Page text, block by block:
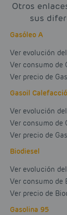
Otros
sus
Gasóleo A
Ver evolución
Ver consumo de
Ver precio de
Gasoil
Ver evolución
Ver consumo de
Ver precio de
Biodiesel
Ver evolución
Ver consumo de
Ver precio de
Gasolina 95